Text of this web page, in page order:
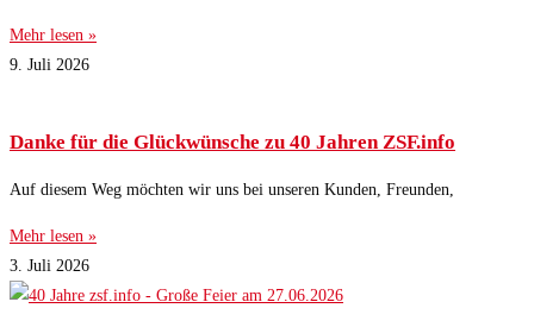
Mehr lesen »
9. Juli 2026
Danke für die Glückwünsche zu 40 Jahren ZSF.info
Auf diesem Weg möchten wir uns bei unseren Kunden, Freunden,
Mehr lesen »
3. Juli 2026